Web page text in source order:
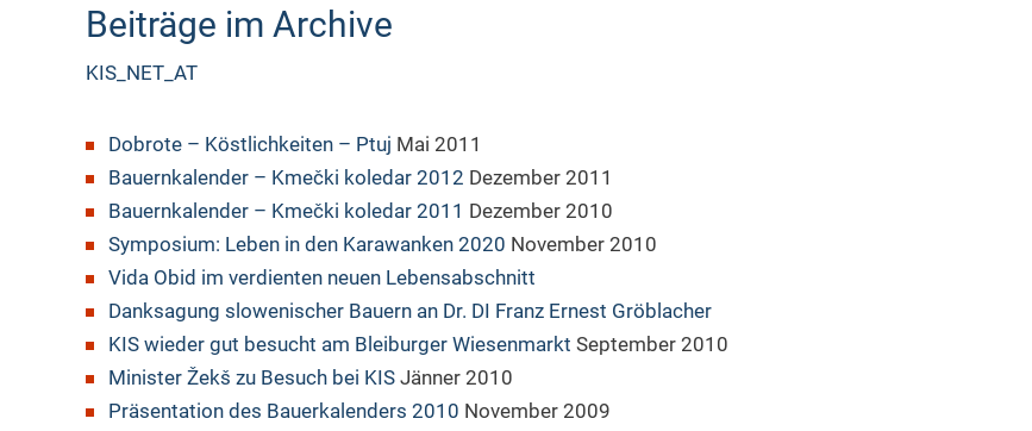
Beiträge im Archive
KIS_NET_AT
Dobrote – Köstlichkeiten – Ptuj Mai 2011
Bauernkalender – Kmečki koledar 2012 Dezember 2011
Bauernkalender – Kmečki koledar 2011 Dezember 2010
Symposium: Leben in den Karawanken 2020 November 2010
Vida Obid im verdienten neuen Lebensabschnitt
Danksagung slowenischer Bauern an Dr. DI Franz Ernest Gröblacher
KIS wieder gut besucht am Bleiburger Wiesenmarkt September 2010
Minister Žekš zu Besuch bei KIS Jänner 2010
Präsentation des Bauerkalenders 2010 November 2009